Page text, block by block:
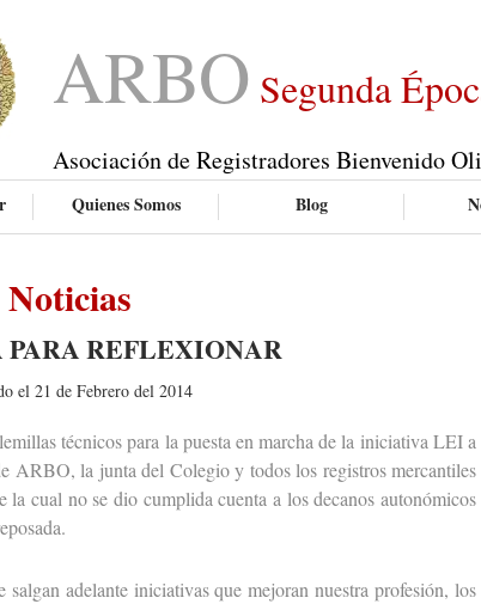
ARBO Segunda
Asociación de Registradores Bienvenido
Quienes Somos Blog
Noticias
PARA REFLEXIONAR
el 21 de Febrero del 2014
técnicos para la puesta en marcha de la iniciativa LEI a
ARBO, la junta del Colegio y todos los registros mercantiles
cual no se dio cumplida cuenta a los decanos autonómicos
adelante iniciativas que mejoran nuestra profesión, los